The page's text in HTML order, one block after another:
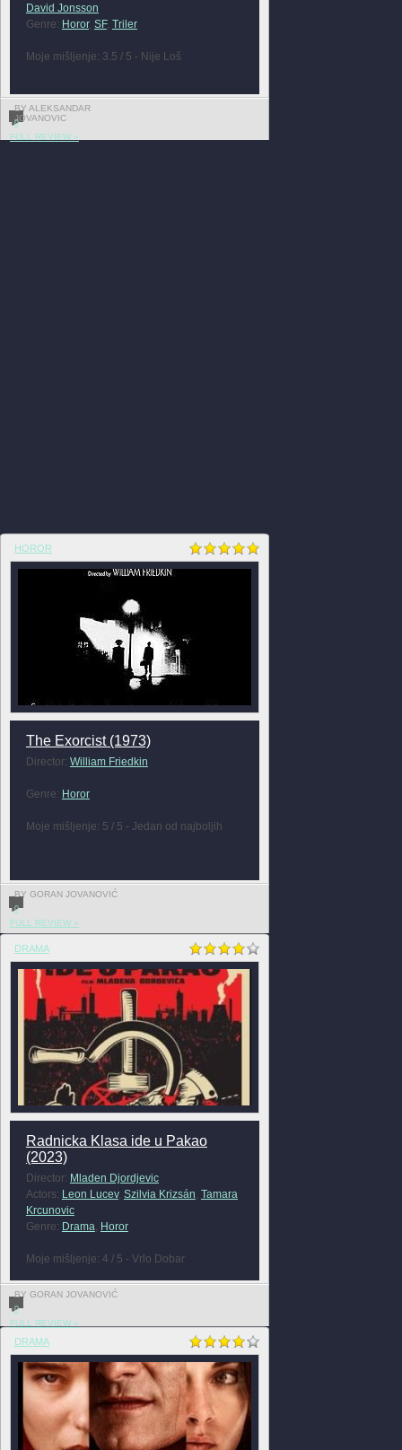
David Jonsson
Genre: Horor, SF, Triler
Moje mišljenje: 3.5 / 5 - Nije Loš
BY ALEKSANDAR
JOVANOVIC
0
FULL REVIEW »
HOROR
The Exorcist (1973)
Director: William Friedkin
Genre: Horor
Moje mišljenje: 5 / 5 - Jedan od najboljih
BY GORAN JOVANOVIĆ
0
FULL REVIEW »
DRAMA
Radnicka Klasa ide u Pakao
(2023)
Director: Mladen Djordjevic
Actors: Leon Lucev, Szilvia Krizsán Tamara
Krcunovic
Genre: Drama Horor
Moje mišljenje: 4 / 5 - Vrlo Dobar
BY GORAN JOVANOVIĆ
0
FULL REVIEW »
DRAMA